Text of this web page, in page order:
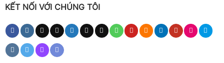
KẾT NỐI VỚI CHÚNG TÔI